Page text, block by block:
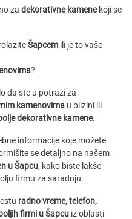
za dekorativne kamenekoji se
Šapcem ili je to vaše
?
da ste u potrazi za
kamenovima u blizini ili
dekorativne kamene.
informacije koje možete
se detaljno na našem
u Šapcu, kako biste lakše
firmu za saradnju.
radno vreme, telefon,
firmi u Šapcu iz oblasti